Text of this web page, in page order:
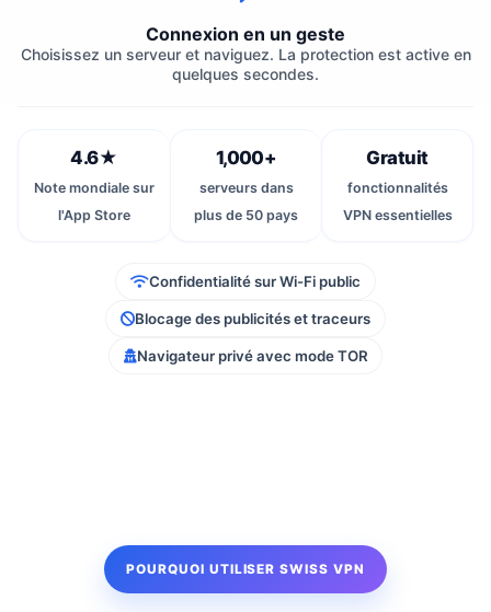
Connexion en un geste
Choisissez un serveur et naviguez. La protection est active en
quelques secondes.
4.6★
Note mondiale sur
l'App Store
1,000+
serveurs dans
plus de 50 pays
Gratuit
fonctionnalités
VPN essentielles
Confidentialité sur Wi-Fi public
Blocage des publicités et traceurs
Navigateur privé avec mode TOR
POURQUOI UTILISER SWISS VPN